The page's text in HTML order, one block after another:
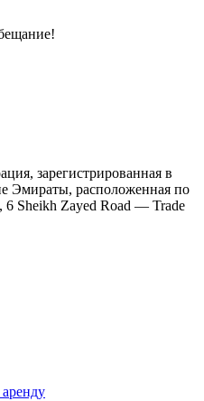
зарегистрированная в
Эмираты, расположенная по
Sheikh Zayed Road — Trade